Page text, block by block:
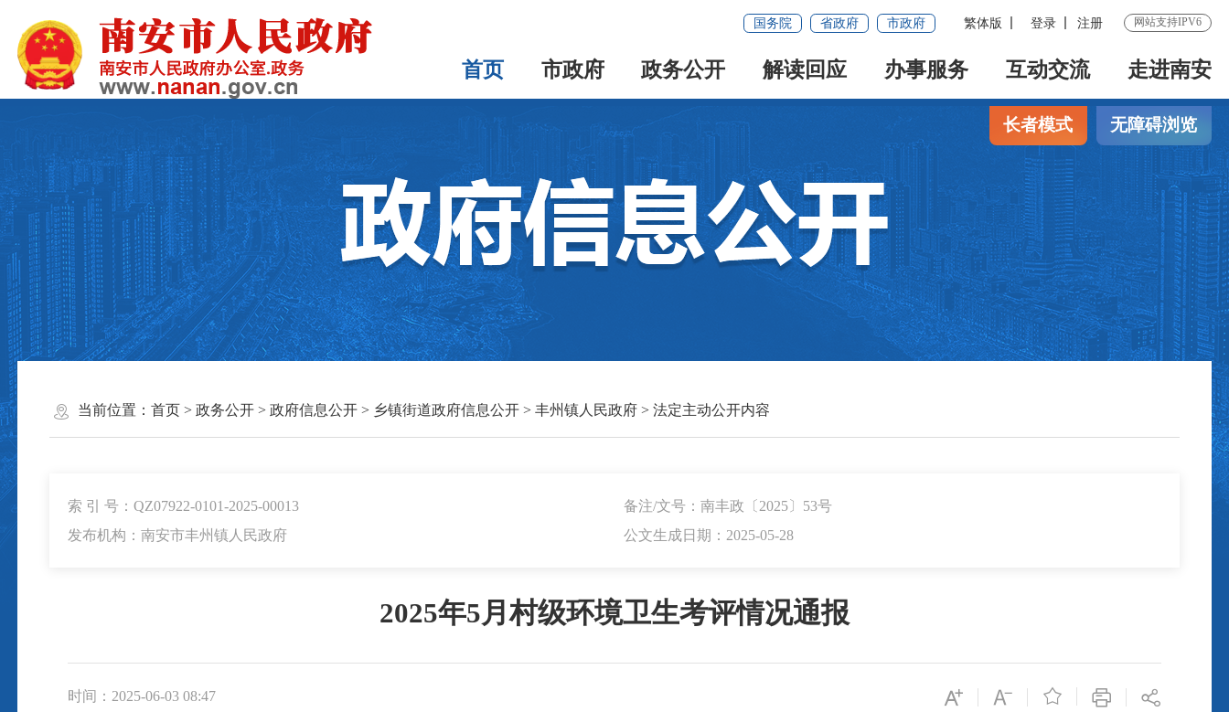
国务院 省政府 市政府 繁体版 登录 注册 网站支持IPV6
首页 市政府 政务公开 解读回应 办事服务 互动交流 走进南安
长者模式 无障碍浏览
当前位置： 首页> 政务公开> 政府信息公开> 乡镇街道政府信息公开> 丰州镇人民政府> 法定主动公开内容
索 引 号：QZ07922-0101-2025-00013
备注/文号：南丰政〔2025〕53号
发布机构：南安市丰州镇人民政府
公文生成日期：2025-05-28
2025年5月村级环境卫生考评情况通报
时间：2025-06-03 08:47 